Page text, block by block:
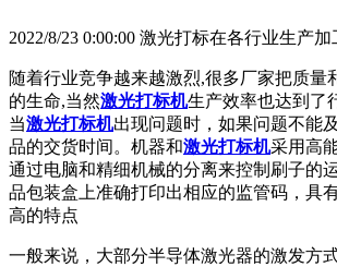
2022/8/23 0:00:00 激光打标在各行业生产
随着行业竞争越来越激烈,很多厂家把质量
的生命,当然激光打标机生产效率也达到了
当激光打标机出现问题时，如果问题不能
品的交货时间。机器和激光打标机采用高
通过电脑和精细机械的分离来控制刷子的
品包装盒上准确打印出相应的监管码，具
高的特点
一般来说，大部分半导体激光器的激发方